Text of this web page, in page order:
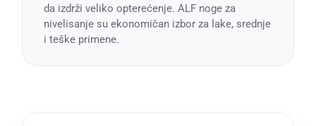
da izdrži veliko opterećenje. ALF noge za
nivelisanje su ekonomičan izbor za lake, srednje
i teške primene.